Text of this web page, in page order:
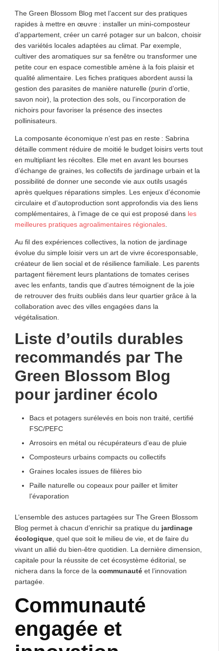
The Green Blossom Blog met l’accent sur des pratiques
rapides à mettre en œuvre : installer un mini-composteur
d’appartement, créer un carré potager sur un balcon, choisir
des variétés locales adaptées au climat. Par exemple,
cultiver des aromatiques sur sa fenêtre ou transformer une
petite cour en espace comestible amène à la fois plaisir et
qualité alimentaire. Les fiches pratiques abordent aussi la
gestion des parasites de manière naturelle (purin d’ortie,
savon noir), la protection des sols, ou l’incorporation de
nichoirs pour favoriser la présence des insectes
pollinisateurs.
La composante économique n’est pas en reste : Sabrina
détaille comment réduire de moitié le budget loisirs verts tout
en multipliant les récoltes. Elle met en avant les bourses
d’échange de graines, les collectifs de jardinage urbain et la
possibilité de donner une seconde vie aux outils usagés
après quelques réparations simples. Les enjeux d’économie
circulaire et d’autoproduction sont approfondis via des liens
complémentaires, à l’image de ce qui est proposé dans les
meilleures pratiques agroalimentaires régionales
Au fil des expériences collectives, la notion de jardinage
évolue du simple loisir vers un art de vivre écoresponsable,
créateur de lien social et de résilience familiale. Les parents
partagent fièrement leurs plantations de tomates cerises
avec les enfants, tandis que d’autres témoignent de la joie
de retrouver des fruits oubliés dans leur quartier grâce à la
collaboration avec des villes engagées dans la
végétalisation.
Liste d’outils durables
recommandés par The
Green Blossom Blog
pour jardiner écolo
Bacs et potagers surélevés en bois non traité, certifié
FSC/PEFC
Arrosoirs en métal ou récupérateurs d’eau de pluie
Composteurs urbains compacts ou collectifs
Graines locales issues de filières bio
Paille naturelle ou copeaux pour pailler et limiter
l’évaporation
L’ensemble des astuces partagées sur The Green Blossom
Blog permet à chacun d’enrichir sa pratique du jardinage
écologique , quel que soit le milieu de vie, et de faire du
vivant un allié du bien-être quotidien. La dernière dimension,
capitale pour la réussite de cet écosystème éditorial, se
nichera dans la force de la communauté et l’innovation
partagée.
Communauté
engagée et